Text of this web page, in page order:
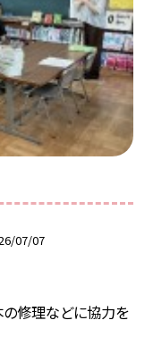
07/07
の修理などに協力を